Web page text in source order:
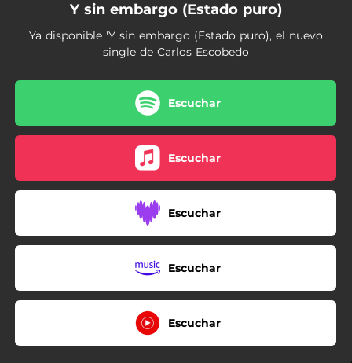
Y sin embargo (Estado puro)
Ya disponible 'Y sin embargo (Estado puro), el nuevo
single de Carlos Escobedo
Escuchar
Escuchar
Escuchar
Escuchar
Escuchar